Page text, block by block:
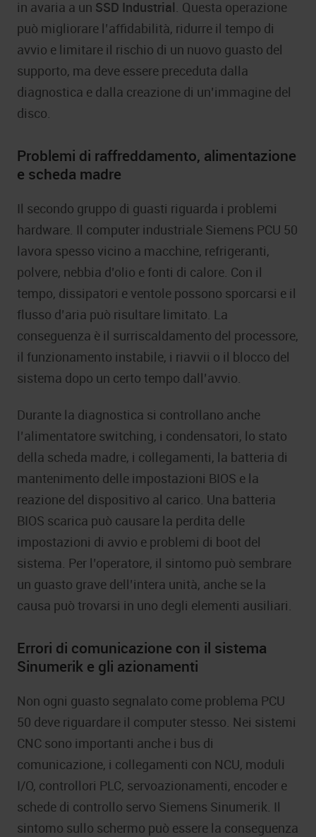
in avaria a un SSD Industrial. Questa operazione
può migliorare l’affidabilità, ridurre il tempo di
avvio e limitare il rischio di un nuovo guasto del
supporto, ma deve essere preceduta dalla
diagnostica e dalla creazione di un’immagine del
disco.
Problemi di raffreddamento, alimentazione
e scheda madre
Il secondo gruppo di guasti riguarda i problemi
hardware. Il computer industriale Siemens PCU 50
lavora spesso vicino a macchine, refrigeranti,
polvere, nebbia d’olio e fonti di calore. Con il
tempo, dissipatori e ventole possono sporcarsi e il
flusso d’aria può risultare limitato. La
conseguenza è il surriscaldamento del processore,
il funzionamento instabile, i riavvii o il blocco del
sistema dopo un certo tempo dall’avvio.
Durante la diagnostica si controllano anche
l’alimentatore switching, i condensatori, lo stato
della scheda madre, i collegamenti, la batteria di
mantenimento delle impostazioni BIOS e la
reazione del dispositivo al carico. Una batteria
BIOS scarica può causare la perdita delle
impostazioni di avvio e problemi di boot del
sistema. Per l’operatore, il sintomo può sembrare
un guasto grave dell’intera unità, anche se la
causa può trovarsi in uno degli elementi ausiliari.
Errori di comunicazione con il sistema
Sinumerik e gli azionamenti
Non ogni guasto segnalato come problema PCU
50 deve riguardare il computer stesso. Nei sistemi
CNC sono importanti anche i bus di
comunicazione, i collegamenti con NCU, moduli
I/O, controllori PLC, servoazionamenti, encoder e
schede di controllo servo Siemens Sinumerik. Il
sintomo sullo schermo può essere la conseguenza